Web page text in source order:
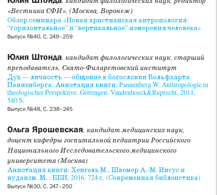
«Вестника СФИ», (Москва, Воронеж)
Обзор семинара «Новая христианская антропология:
“горизонтальное” и “вертикальное” измерения человека»
Выпуск №40, С. 249–259
Юлия Штонда, кандидат филологических наук, старший
преподаватель, Свято-Филаретовский институт
Дух — личность — общение в богословии Вольфхарта
Панненберга: Аннотация книги: Pannenberg W. Anthropologie in
theologischer Perspektive. Göttingen: Vandenhoeck&Ruprecht, 2011.
540 S.
Выпуск №48, С. 238–245
Ольга Ярошевская, кандидат медицинских наук,
доцент кафедры госпитальной педиатрии Российского
Национального Исследовательского медицинского
университета (Москва)
Аннотация книги: Хенгель М., Швемер А.-М. Иисус и
иудаизм. М. : ББИ, 2016. 724 с. (Современная библеистика)
Выпуск №30, С. 247–250